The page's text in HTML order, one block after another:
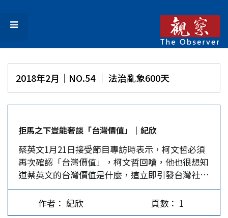
2018年2月｜NO.54 │ 法治亂象600天
拒馬之下豈能奢談「台灣價值」｜紀欣
蔡英文1月21日接受節目專訪時表示，柯文哲必須
再次確認「台灣價值」，柯文哲回嗆，他也很想知
道蔡英文的台灣價值是什麼，這立即引發台灣社會
對「台灣價值」的論戰。 民進黨大老林濁水說，
台灣價值有很多定義，建議蔡不妨講清楚。國民黨
質疑蔡的台灣價值就是「台獨價值」。接著有黨政
作者： 紀欣 頁數： 1